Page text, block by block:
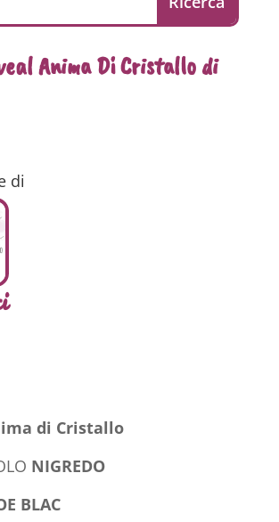
Anima Di Cristallo di
di
di Cristallo
NIGREDO
BLAC